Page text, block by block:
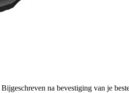
Bijgeschreven na bevestiging van je